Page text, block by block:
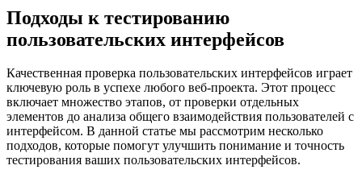
Подходы к тестированию
пользовательских интерфейсов
Качественная проверка пользовательских интерфейсов играет
ключевую роль в успехе любого веб-проекта. Этот процесс
включает множество этапов, от проверки отдельных
элементов до анализа общего взаимодействия пользователей с
интерфейсом. В данной статье мы рассмотрим несколько
подходов, которые помогут улучшить понимание и точность
тестирования ваших пользовательских интерфейсов.